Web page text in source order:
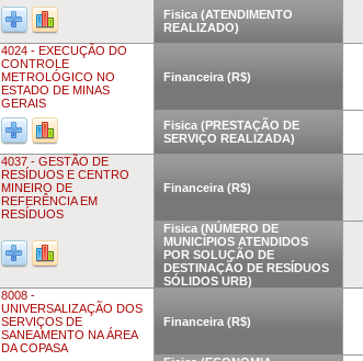
Fisica (ATENDIMENTO
REALIZADO)
4024 - EXECUÇÃO DO
CONTROLE
METROLÓGICO NO
ESTADO DE MINAS
GERAIS
Financeira (R$)
Fisica (PRESTAÇÃO DE
SERVIÇO REALIZADA)
4037 - GESTÃO DE
RESÍDUOS E CENTRO
MINEIRO DE
REFERÊNCIA EM
RESÍDUOS
Financeira (R$)
Fisica (NÚMERO DE
MUNICÍPIOS ATENDIDOS
POR SOLUÇÃO DE
DESTINAÇÃO DE RESÍDUOS
SÓLIDOS URB)
8008 -
UNIVERSALIZAÇÃO DOS
SERVIÇOS DE
SANEAMENTO NA ÁREA
DA COPASA
Financeira (R$)